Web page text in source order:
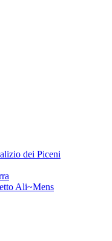
dei Piceni
Ali~Mens